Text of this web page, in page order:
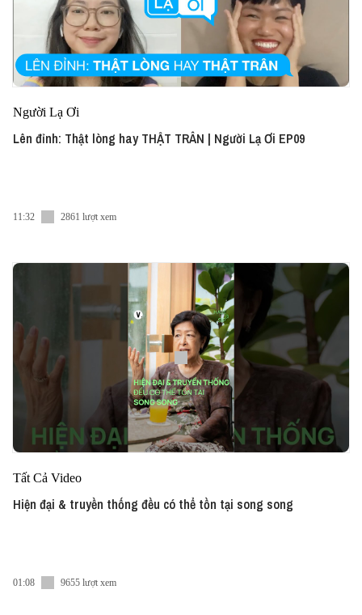
Người Lạ Ơi
Lên đỉnh: Thật lòng hay THẬT TRÂN | Người Lạ Ơi EP09
11:32 2861 lượt xem
Tất Cả Video
Hiện đại & truyền thống đều có thể tồn tại song song
01:08 9655 lượt xem